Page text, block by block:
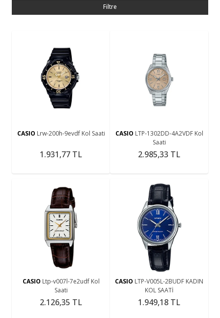
Filtre
CASIO Lrw-200h-9evdf Kol Saati
1.931,77 TL
CASIO LTP-1302DD-4A2VDF Kol
Saati
2.985,33 TL
CASIO Ltp-v007l-7e2udf Kol
Saati
2.126,35 TL
CASIO LTP-V005L-2BUDF KADIN
KOL SAATİ
1.949,18 TL